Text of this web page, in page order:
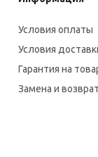
Условия оплаты
Условия
Гарантия на
Замена и